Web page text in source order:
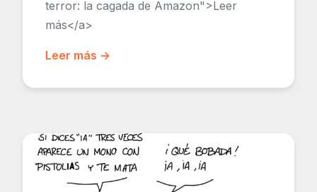
terror: la cagada de Amazon">Leer
más</a>
Leer más →